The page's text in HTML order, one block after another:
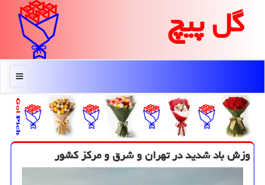
گل پیچ
منو
وزش باد شدید در تهران و شرق و مركز كشور